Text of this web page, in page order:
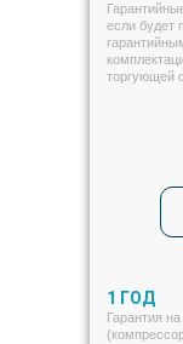
если будет
торгующей
Гарантия
1 ГОД